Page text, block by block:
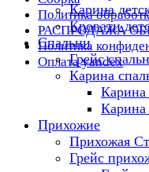
Политика
РАСПРОДАЖА
Политика
Оплата yandex
Карина
Кровати
Спальни
Грейс
Карина
Карина
Прихожие
Прихожая
Грейс